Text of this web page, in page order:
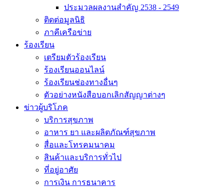
ประมวลผลงานสำคัญ 2538 - 2549
ติดต่อมูลนิธิ
ภาคีเครือข่าย
ร้องเรียน
เตรียมตัวร้องเรียน
ร้องเรียนออนไลน์
ร้องเรียนช่องทางอื่นๆ
ตัวอย่างหนังสือบอกเลิกสัญญาต่างๆ
ข่าวผู้บริโภค
บริการสุขภาพ
อาหาร ยา และผลิตภัณฑ์สุขภาพ
สื่อและโทรคมนาคม
สินค้าและบริการทั่วไป
ที่อยู่อาศัย
การเงิน การธนาคาร